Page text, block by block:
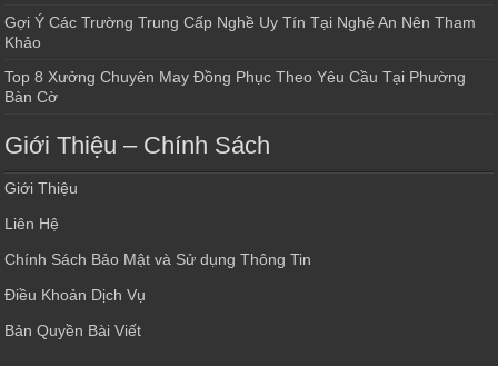
Gợi Ý Các Trường Trung Cấp Nghề Uy Tín Tại Nghệ An Nên Tham
Khảo
Top 8 Xưởng Chuyên May Đồng Phục Theo Yêu Cầu Tại Phường
Bàn Cờ
Giới Thiệu – Chính Sách
Giới Thiệu
Liên Hệ
Chính Sách Bảo Mật và Sử dụng Thông Tin
Điều Khoản Dịch Vụ
Bản Quyền Bài Viết